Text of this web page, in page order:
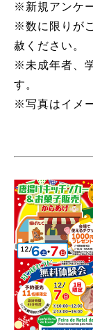
※新規アンケ
※数に限りが
赦ください。
※未成年者、
す。
※写真はイメ